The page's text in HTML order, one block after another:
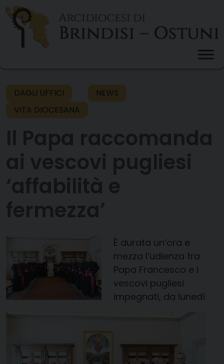
Skip
content
DAGLI UFFICI
NEWS
VITA DIOCESANA
È durata un’ora e
mezza l’udienza tra
Papa Francesco e i
vescovi pugliesi
impegnati, da lunedì